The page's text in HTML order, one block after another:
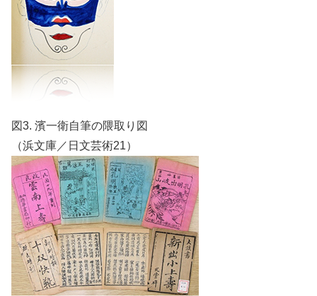
図3. 濱一衛自筆の隈取り図
（浜文庫／日文芸術21）